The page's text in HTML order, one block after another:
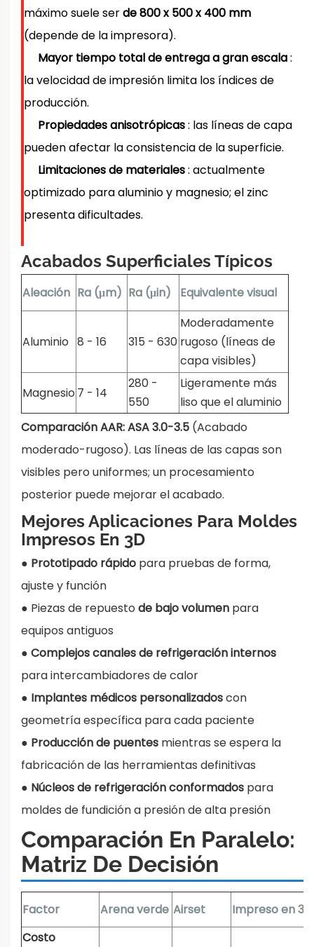
máximo suele serde 800 x 500 x 400 mm
(depende de la impresora).
Mayor tiempo total de entrega a gran escala:
la velocidad de impresión limita los índices de
producción.
Propiedades anisotrópicas: las líneas de capa
pueden afectar la consistencia de la superficie.
Limitaciones de materiales: actualmente
optimizado para aluminio y magnesio; el zinc
presenta dificultades.
Acabados Superficiales Típicos
Aleación Ra (μm) Ra (μin) Equivalente visual
Aluminio 8 - 16 315 - 630
Moderadamente
rugoso (líneas de
capa visibles)
Magnesio 7 - 14
280 -
550
Ligeramente más
liso que el aluminio
Comparación AAR:ASA 3.0-3.5 (Acabado
moderado-rugoso). Las líneas de las capas son
visibles pero uniformes; un procesamiento
posterior puede mejorar el acabado.
Mejores Aplicaciones Para Moldes
Impresos En 3D
● Prototipado rápido para pruebas de forma,
ajuste y función
● Piezas de repuesto de bajo volumen para
equipos antiguos
● Complejos canales de refrigeración internos
para intercambiadores de calor
● Implantes médicos personalizadoscon
geometría específica para cada paciente
● Producción de puentes mientras se espera la
fabricación de las herramientas definitivas
● Núcleos de refrigeración conformados para
moldes de fundición a presión de alta presión
Comparación En Paralelo:
Matriz De Decisión
Factor Arena verde Airset
Impreso en 3D
Costo